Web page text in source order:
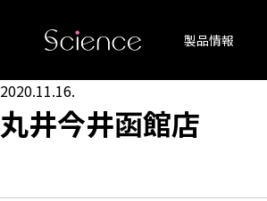
製品情報
2020.11.16.
丸井今井函館店